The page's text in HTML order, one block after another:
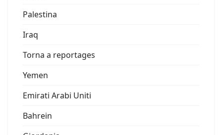
Palestina
Iraq
Torna a reportages
Yemen
Emirati Arabi Uniti
Bahrein